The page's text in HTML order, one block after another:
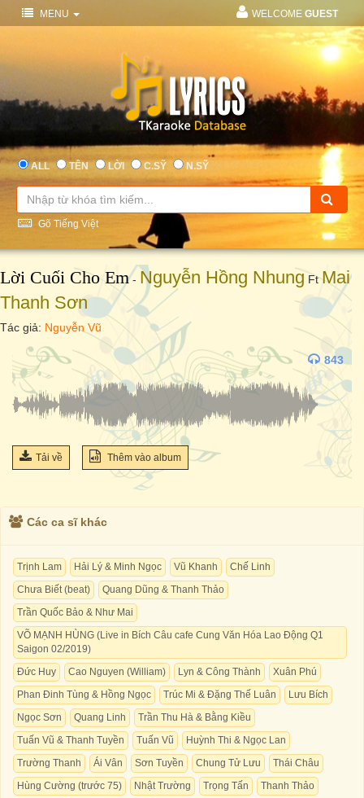
MENU WELCOME GUEST
ALL TÊN LỜI C.SỸ N.SỸ
Gõ Tiếng Việt
Lời Cuối Cho Em- Nguyễn Hồng Nhung FtMai
Thanh Sơn
Tác giả: Nguyễn Vũ
843
Tải về Thêm vào album
Các ca sĩ khác
Trịnh Lam Hải Lý & Minh Ngọc Vũ Khanh
Chế Linh
Chưa Biết (beat)
Quang Dũng & Thanh Thảo
Trần Quốc Bảo & Như Mai
VÕ MẠNH HÙNG (Live in Bích Câu cafe Cung Văn Hóa Lao Động Q1
Saigon 02/2019)
Đức Huy
Cao Nguyen (William) Lyn & Công Thành
Xuân Phú
Phan Đinh Tùng & Hồng Ngọc
Trúc Mi & Đặng Thế Luân
Lưu Bích
Ngọc Sơn
Quang Linh
Trần Thu Hà & Bằng Kiều
Tuấn Vũ & Thanh Tuyền
Tuấn Vũ
Huỳnh Thi & Ngọc Lan
Trường Thanh
Ái Vân Sơn Tuyền Chung Tử Lưu
Thái Châu
Hùng Cường (trước 75)
Nhật Trường Trọng Tấn
Thanh Thảo